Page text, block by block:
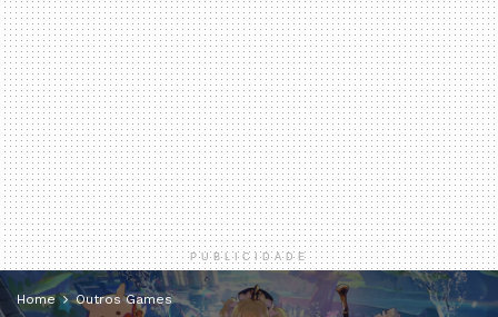
PUBLICIDADE
Home Outros Games